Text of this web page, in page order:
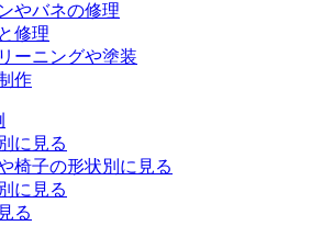
やバネの修理
修理
ーニングや塗装
作
に見る
椅子の形状別に見る
に見る
る